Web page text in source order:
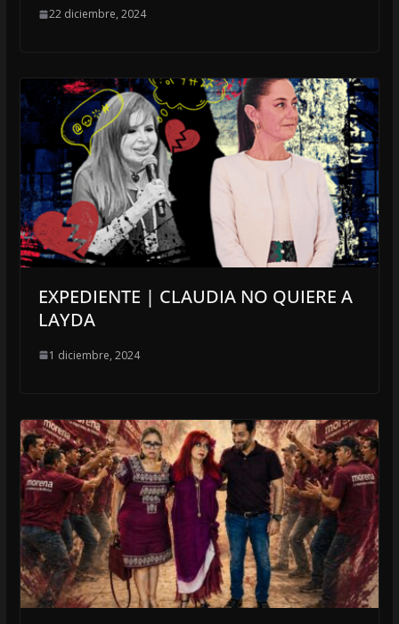
22 diciembre, 2024
EXPEDIENTE | CLAUDIA NO QUIERE A
LAYDA
1 diciembre, 2024